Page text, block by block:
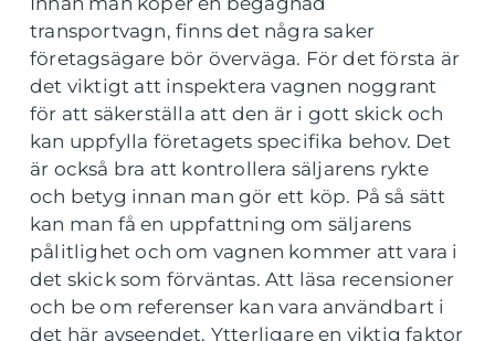
transportvagn, finns det några saker
företagsägare bör överväga. För det första är
det viktigt att inspektera vagnen noggrant
för att säkerställa att den är i gott skick och
kan uppfylla företagets specifika behov. Det
är också bra att kontrollera säljarens rykte
och betyg innan man gör ett köp. På så sätt
kan man få en uppfattning om säljarens
pålitlighet och om vagnen kommer att vara i
det skick som förväntas. Att läsa recensioner
och be om referenser kan vara användbart i
det här avseendet. Ytterligare en viktig faktor